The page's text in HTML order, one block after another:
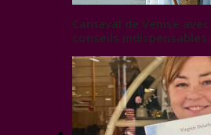
Carnaval de Venise
conseils indispensables